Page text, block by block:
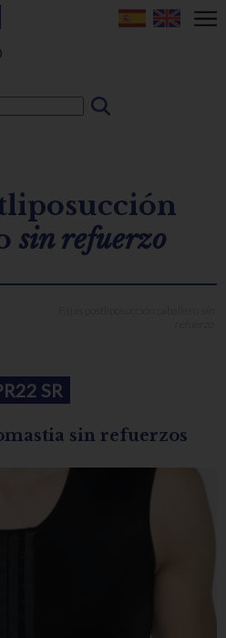
sin refuerzo
SR
sin refuerzos